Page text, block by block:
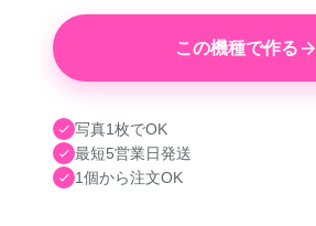
この機種で作る
写真1枚でOK
最短5営業日発送
1個から注文OK